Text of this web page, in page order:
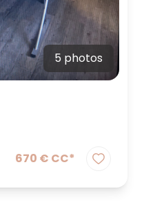
5 photos
670 € CC*